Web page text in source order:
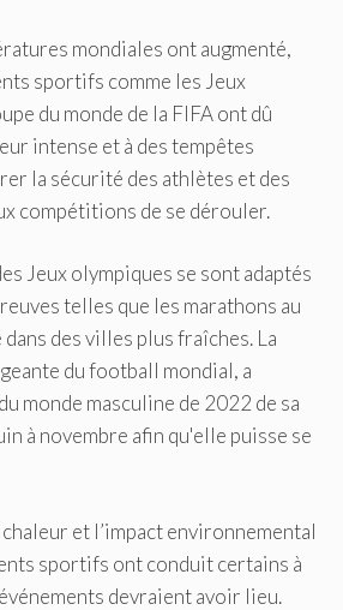
mondiales ont augmenté,
sportifs comme les Jeux
du monde de la FIFA ont dû
intense et à des tempêtes
la sécurité des athlètes et des
compétitions de se dérouler.
Jeux olympiques se sont adaptés
telles que les marathons au
des villes plus fraîches. La
du football mondial, a
monde masculine de 2022 de sa
à novembre afin qu'elle puisse se
et l’impact environnemental
sportifs ont conduit certains à
devraient avoir lieu.